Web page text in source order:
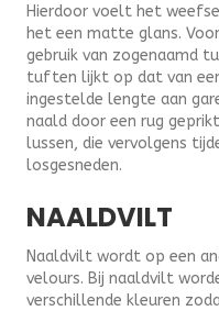
Hierdoor voelt het
het een matte glans.
gebruik van zogenaamd
tuften lijkt op dat van
ingestelde lengte aan
naald door een rug
lussen, die vervolgens
losgesneden.
NAALDVILT
Naaldvilt wordt op een
velours. Bij naaldvilt
verschillende kleuren